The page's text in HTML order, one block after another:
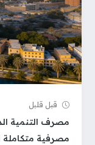
قبل قلیل
مصرف التنمية
مصرفية متكاملة